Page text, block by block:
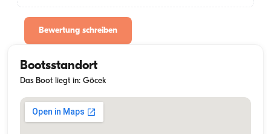
Bewertung schreiben
Bootsstandort
Das Boot liegt in: Göcek